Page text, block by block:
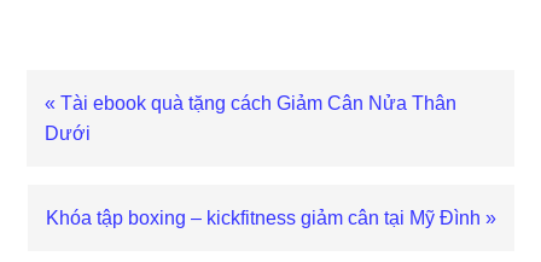
Previous
Post:
« Tài ebook quà tặng cách Giảm Cân Nửa Thân
Dưới
Next
Khóa tập boxing – kickfitness giảm cân tại Mỹ Đình »